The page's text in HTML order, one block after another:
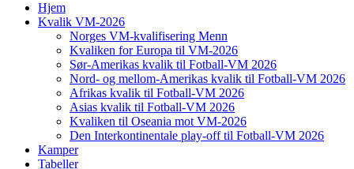
Hjem
Kvalik VM-2026
Norges VM-kvalifisering Menn
Kvaliken for Europa til VM-2026
Sør-Amerikas kvalik til Fotball-VM 2026
Nord- og mellom-Amerikas kvalik til Fotball-VM 2026
Afrikas kvalik til Fotball-VM 2026
Asias kvalik til Fotball-VM 2026
Kvaliken til Oseania mot VM-2026
Den Interkontinentale play-off til Fotball-VM 2026
Kamper
Tabeller